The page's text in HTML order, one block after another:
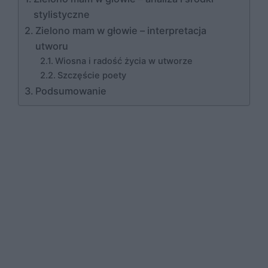
stylistyczne
Zielono mam w głowie – interpretacja
utworu
Wiosna i radość życia w utworze
Szczęście poety
Podsumowanie